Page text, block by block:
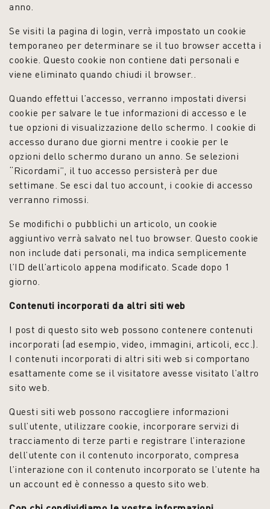
anno.
Se visiti la pagina di login, verrà impostato un cookie
temporaneo per determinare se il tuo browser accetta i
cookie. Questo cookie non contiene dati personali e
viene eliminato quando chiudi il browser..
Quando effettui l’accesso, verranno impostati diversi
cookie per salvare le tue informazioni di accesso e le
tue opzioni di visualizzazione dello schermo. I cookie di
accesso durano due giorni mentre i cookie per le
opzioni dello schermo durano un anno. Se selezioni
“Ricordami”, il tuo accesso persisterà per due
settimane. Se esci dal tuo account, i cookie di accesso
verranno rimossi.
Se modifichi o pubblichi un articolo, un cookie
aggiuntivo verrà salvato nel tuo browser. Questo cookie
non include dati personali, ma indica semplicemente
l’ID dell’articolo appena modificato. Scade dopo 1
giorno.
Contenuti incorporati da altri siti web
I post di questo sito web possono contenere contenuti
incorporati (ad esempio, video, immagini, articoli, ecc.).
I contenuti incorporati di altri siti web si comportano
esattamente come se il visitatore avesse visitato l’altro
sito web.
Questi siti web possono raccogliere informazioni
sull’utente, utilizzare cookie, incorporare servizi di
tracciamento di terze parti e registrare l’interazione
dell’utente con il contenuto incorporato, compresa
l’interazione con il contenuto incorporato se l’utente ha
un account ed è connesso a questo sito web.